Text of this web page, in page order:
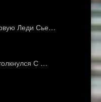
Леди Сье…
С …